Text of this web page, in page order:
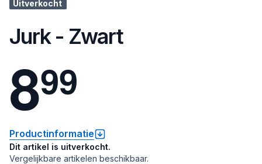
Uitverkocht
Jurk - Zwart
899
Productinformatie
Dit artikel is uitverkocht.
Vergelijkbare artikelen beschikbaar.